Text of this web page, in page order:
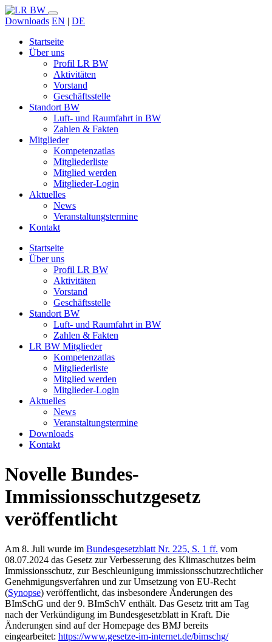
Downloads EN | DE
Startseite
Über uns
Profil LR BW
Aktivitäten
Vorstand
Geschäftsstelle
Standort BW
Luft- und Raumfahrt in BW
Zahlen & Fakten
Mitglieder
Kompetenzatlas
Mitgliederliste
Mitglied werden
Mitglieder-Login
Aktuelles
News
Veranstaltungstermine
Kontakt
Startseite
Über uns
Profil LR BW
Aktivitäten
Vorstand
Geschäftsstelle
Standort BW
Luft- und Raumfahrt in BW
Zahlen & Fakten
LR BW Mitglieder
Kompetenzatlas
Mitgliederliste
Mitglied werden
Mitglieder-Login
Aktuelles
News
Veranstaltungstermine
Downloads
Kontakt
Novelle Bundes-
Immissionsschutzgesetz
veröffentlicht
Am 8. Juli wurde im Bundesgesetzblatt Nr. 225, S. 1 ff. vom
08.07.2024 das Gesetz zur Verbesserung des Klimaschutzes beim
Immissionsschutz, zur Beschleunigung immissionsschutzrechtlicher
Genehmigungsverfahren und zur Umsetzung von EU-Recht
(Synopse) veröffentlicht, das insbesondere Änderungen des
BImSchG und der 9. BImSchV enthält. Das Gesetz tritt am Tag
nach der Verkündigung im Bundesgesetzblatt in Kraft. Die
Änderungen sind auf der Homepage des BMJ bereits
eingearbeitet: https://www.gesetze-im-internet.de/bimschg/